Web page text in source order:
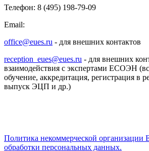
Телефон: 8 (495) 198-79-09
Email:
office@eues.ru - для внешних контактов
reception_eues@eues.ru - для внешних
взаимодействия с экспертами ЕСОЭН
обучение, аккредитация, регистрация в
выпуск ЭЦП и др.)
Политика некоммерческой организации
обработки персональных данных.